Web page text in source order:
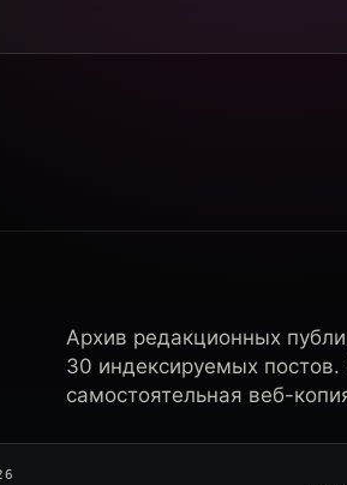
Архив редакционных
30 индексируемых
самостоятельная веб-